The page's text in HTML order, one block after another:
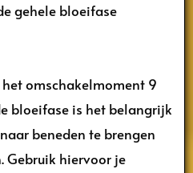
gehele bloeifase
omschakelmoment 9
bloeifase is het belangrijk
beneden te brengen
Gebruik hiervoor je